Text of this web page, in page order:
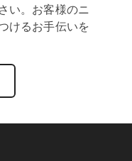
い。お客様のニ
けるお手伝いを